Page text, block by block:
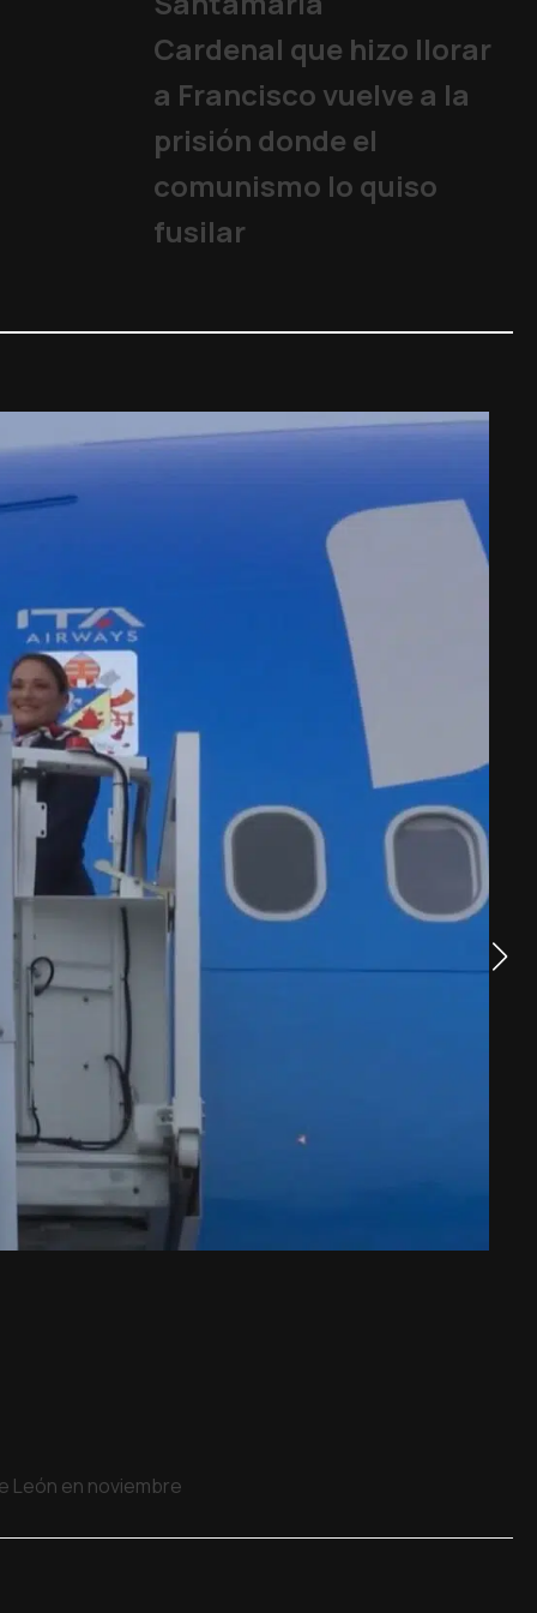
Cardenal que hizo llorar
a Francisco vuelve a la
prisión donde el
comunismo lo quiso
fusilar
León en noviembre